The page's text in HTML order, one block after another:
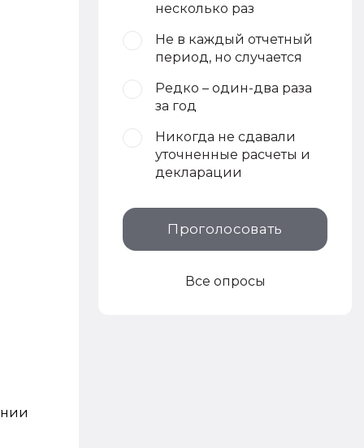
несколько раз
Не в каждый отчетный
период, но случается
Редко – один-два раза
за год
Никогда не сдавали
уточненные расчеты и
декларации
Проголосовать
Все опросы